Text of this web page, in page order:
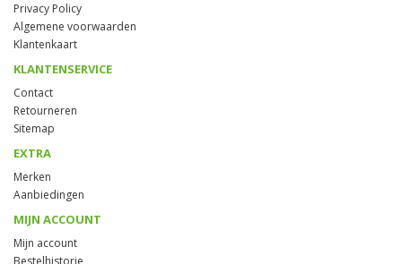
Privacy Policy
Algemene voorwaarden
Klantenkaart
KLANTENSERVICE
Contact
Retourneren
Sitemap
EXTRA
Merken
Aanbiedingen
MIJN ACCOUNT
Mijn account